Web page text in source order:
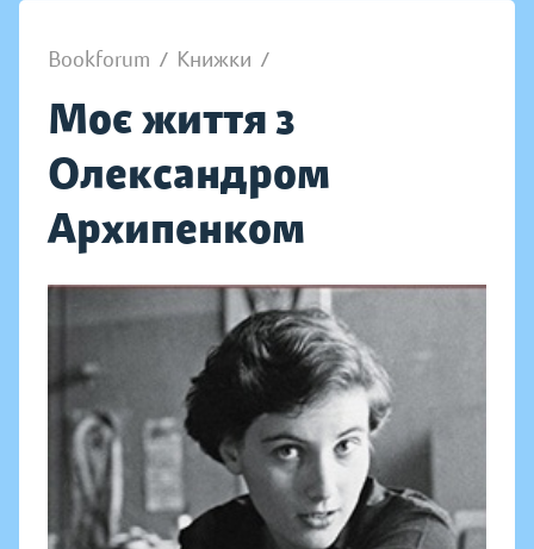
Bookforum / Книжки /
Моє життя з
Олександром
Архипенком